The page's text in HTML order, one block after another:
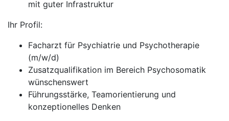
mit guter Infrastruktur
Ihr Profil:
Facharzt für Psychiatrie und Psychotherapie
(m/w/d)
Zusatzqualifikation im Bereich Psychosomatik
wünschenswert
Führungsstärke, Teamorientierung und
konzeptionelles Denken